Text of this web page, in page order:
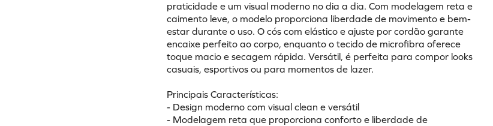
praticidade e um visual moderno no dia a dia. Com modelagem reta e
caimento leve, o modelo proporciona liberdade de movimento e bem-
estar durante o uso. O cós com elástico e ajuste por cordão garante
encaixe perfeito ao corpo, enquanto o tecido de microfibra oferece
toque macio e secagem rápida. Versátil, é perfeita para compor looks
casuais, esportivos ou para momentos de lazer.
Principais Características:
- Design moderno com visual clean e versátil
- Modelagem reta que proporciona conforto e liberdade de